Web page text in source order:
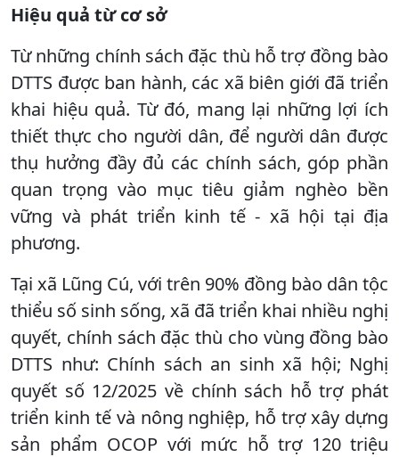
Hiệu quả từ cơ sở
Từ những chính sách đặc thù hỗ trợ đồng bào
DTTS được ban hành, các xã biên giới đã triển
khai hiệu quả. Từ đó, mang lại những lợi ích
thiết thực cho người dân, để người dân được
thụ hưởng đầy đủ các chính sách, góp phần
quan trọng vào mục tiêu giảm nghèo bền
vững và phát triển kinh tế - xã hội tại địa
phương.
Tại xã Lũng Cú, với trên 90% đồng bào dân tộc
thiểu số sinh sống, xã đã triển khai nhiều nghị
quyết, chính sách đặc thù cho vùng đồng bào
DTTS như: Chính sách an sinh xã hội; Nghị
quyết số 12/2025 về chính sách hỗ trợ phát
triển kinh tế và nông nghiệp, hỗ trợ xây dựng
sản phẩm OCOP với mức hỗ trợ 120 triệu